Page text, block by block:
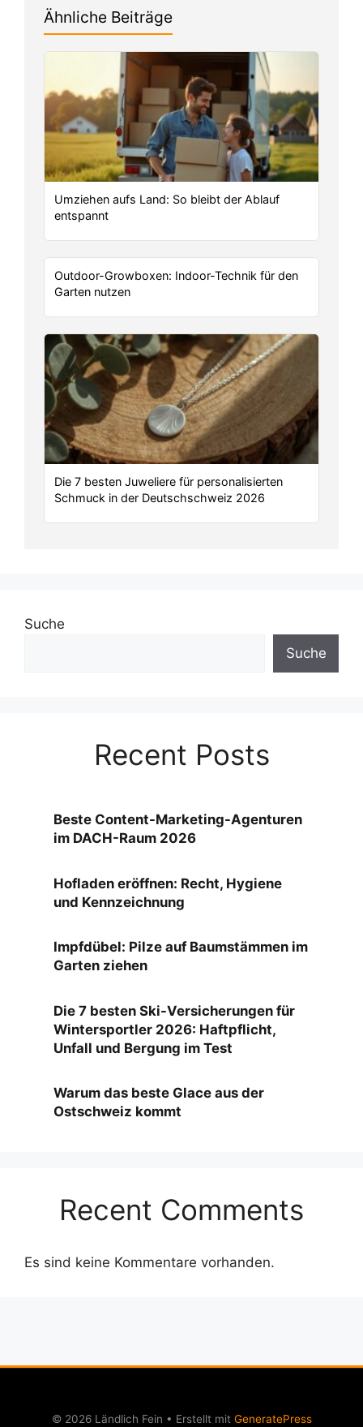
Ähnliche Beiträge
Umziehen aufs Land: So bleibt der Ablauf
entspannt
Outdoor-Growboxen: Indoor-Technik für den
Garten nutzen
Die 7 besten Juweliere für personalisierten
Schmuck in der Deutschschweiz 2026
Suche
Suche
Recent Posts
Beste Content-Marketing-Agenturen
im DACH-Raum 2026
Hofladen eröffnen: Recht, Hygiene
und Kennzeichnung
Impfdübel: Pilze auf Baumstämmen im
Garten ziehen
Die 7 besten Ski-Versicherungen für
Wintersportler 2026: Haftpflicht,
Unfall und Bergung im Test
Warum das beste Glace aus der
Ostschweiz kommt
Recent Comments
Es sind keine Kommentare vorhanden.
© 2026 Ländlich Fein • Erstellt mit GeneratePress